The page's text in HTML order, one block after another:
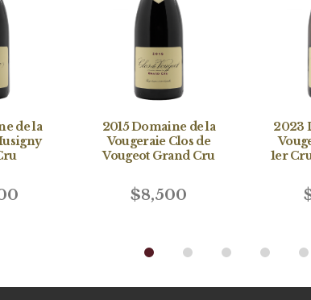
de la
2015 Domaine de la
Vougeraie Clos de
Vougeot Grand Cru
$8,500
2023
1er